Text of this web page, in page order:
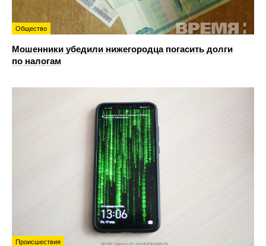
Общество
Мошенники убедили нижегородца погасить долги
по налогам
Происшествия